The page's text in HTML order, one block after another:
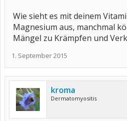
Wie sieht es mit deinem
Magnesium aus, manchmal
Mängel zu Krämpfen und
1. September 2015
kroma
Dermatomyositis